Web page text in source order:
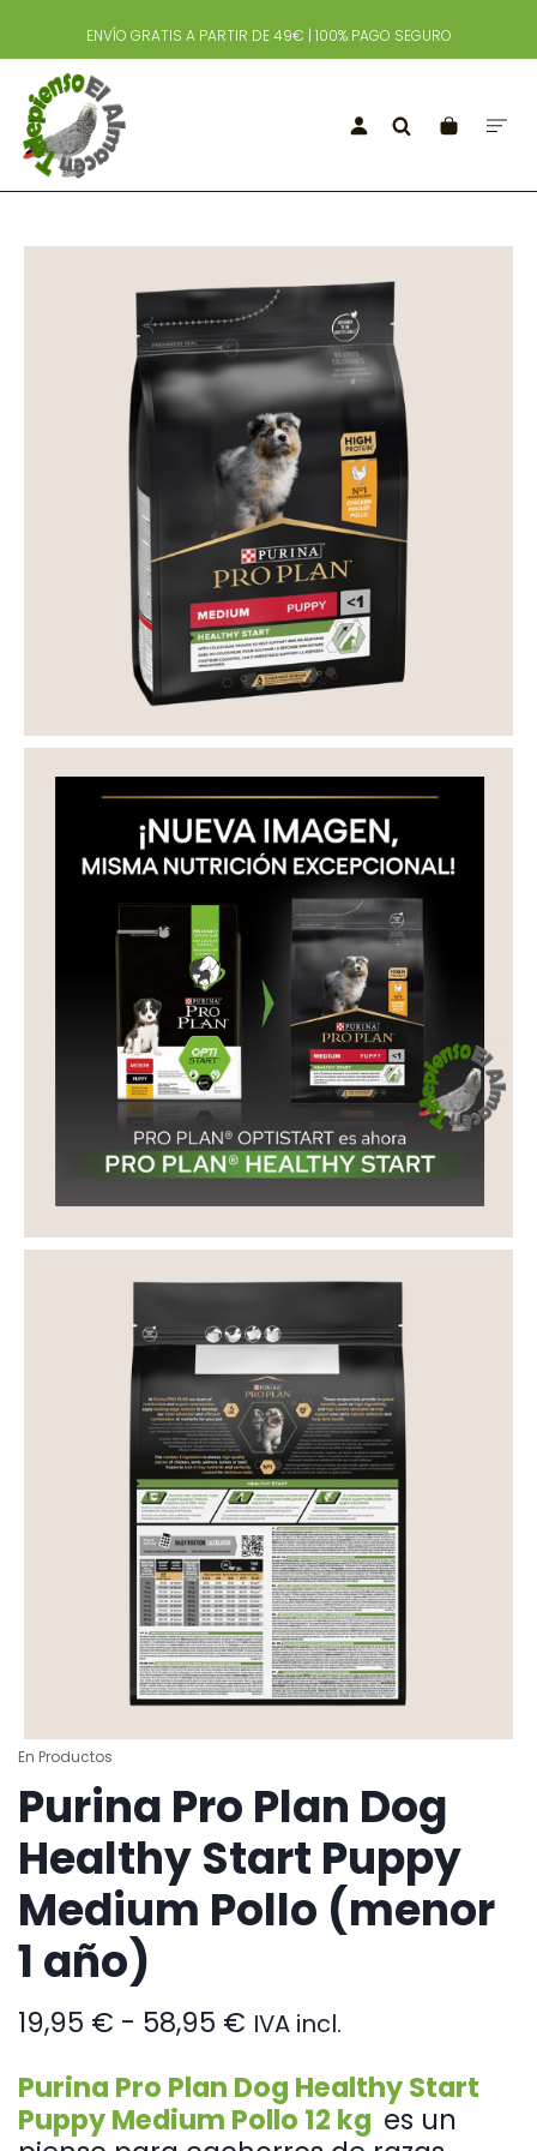
ENVÍO GRATIS A PARTIR DE 49€ | 100% PAGO SEGURO
En Productos
Purina Pro Plan Dog
Healthy Start Puppy
Medium Pollo (menor
1 año)
19,95 € - 58,95 € Rango
precios:
desde
19,95 €
IVA incl.
Purina Pro Plan Dog Healthy Start
Puppy Medium Pollo 12 kg es un